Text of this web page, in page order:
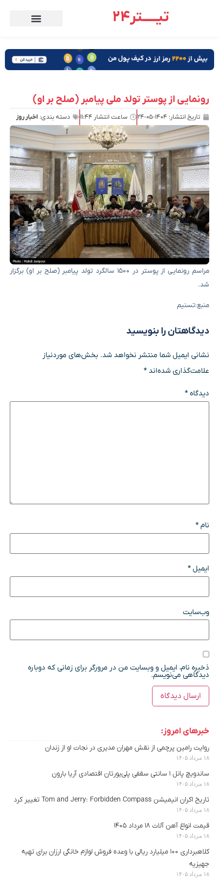
تیـــــتر24
رونمایی از پوستر تولد ملی پیامبر (صلح بر او)
تاریخ انتشار: ۱۴۰۴-۰۵-۲۴ ساعت انتشار ۱۱:۴۴ دسته بندی: اخبار روز
مراسم رونمایی از پوستر در ۱۵۰۰ سالگرد تولد پیامبر (صلح بر او) برگزار
شد.
منبع:تسنیم
دیدگاهتان را بنویسید
نشانی ایمیل شما منتشر نخواهد شد. بخش‌های موردنیاز
علامت‌گذاری شده‌اند*
دیدگاه*
نام*
ایمیل*
وب‌سایت
ذخیره نام، ایمیل و وبسایت من در مرورگر برای زمانی که دوباره
دیدگاهی می‌نویسم.
خبرهای امروز:
روایت رامین پرچمی از نقش مهران مدیری در نجات او از زندان
۱۸ مرداد ۱۴۰۵
ساندویچ پانل ۱ سانتی سقفی پلی‌یورتان اقتصادی آریا بارون
۱۸ مرداد ۱۴۰۵
تاریخ اکران انیمیشن Tom and Jerry: Forbidden Compass تغییر کرد
۱۸ مرداد ۱۴۰۵
قیمت انواع آهن آلات ۱۸ مرداد ۱۴۰۵
۱۸ مرداد ۱۴۰۵
کلاهبرداری ۱۰۰ میلیارد ریالی با وعده فروش لوازم خانگی ارزان برای تهیه
جهیزیه
۱۸ مرداد ۱۴۰۵